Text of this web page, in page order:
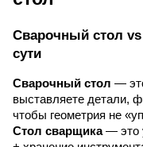
Сварочный стол
сути
Сварочный стол —
выставляете детали,
чтобы геометрия не
Стол сварщика— это